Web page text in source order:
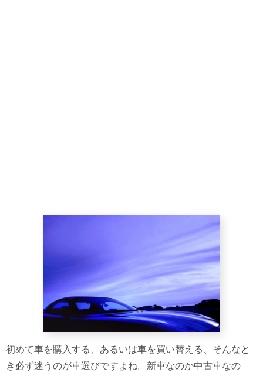
初めて車を購入する、あるいは車を買い替える、そんなと
き必ず迷うのが車選びですよね。新車なのか中古車なの